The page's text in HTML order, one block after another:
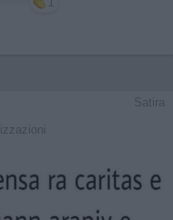
1
Satira